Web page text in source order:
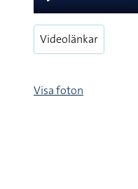
Play
Videolänkar
Visa foton